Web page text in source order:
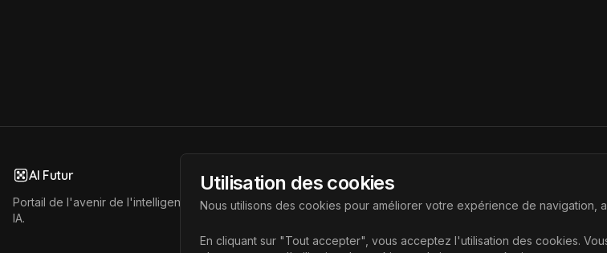
AI Futur
Portail de l'avenir de l'intelligence artificielle, vous aidant à découvrir les dernières technologies
IA.
Accueil
Utilisation des cookies
Nous utilisons des cookies pour améliorer votre expérience de navigation,
En cliquant sur "Tout accepter", vous acceptez l'utilisation des cookies.